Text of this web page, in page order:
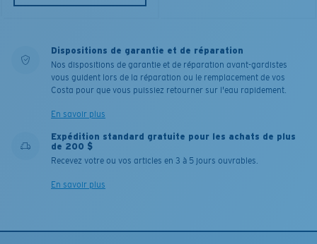
Dispositions de garantie et de réparation
Nos dispositions de garantie et de réparation avant-gardistes
vous guident lors de la réparation ou le remplacement de vos
Costa pour que vous puissiez retourner sur l'eau rapidement.
En savoir plus
Expédition standard gratuite pour les achats de plus
de 200 $
Recevez votre ou vos articles en 3 à 5 jours ouvrables.
En savoir plus